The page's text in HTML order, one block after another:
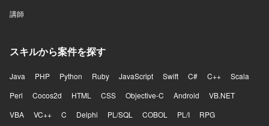
講師
スキルから案件を探す
Java PHP Python Ruby JavaScript Swift C# C++
Scala
Perl
Cocos2d HTML CSS Objective-C Android
VB.NET
VBA
VC++ C Delphi PL/SQL COBOL PL/I
RPG